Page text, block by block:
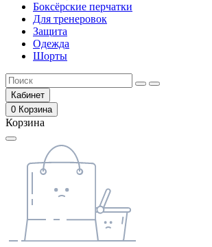
Боксёрские перчатки
Для тренеровок
Защита
Одежда
Шорты
Кабинет
0 Корзина
Корзина